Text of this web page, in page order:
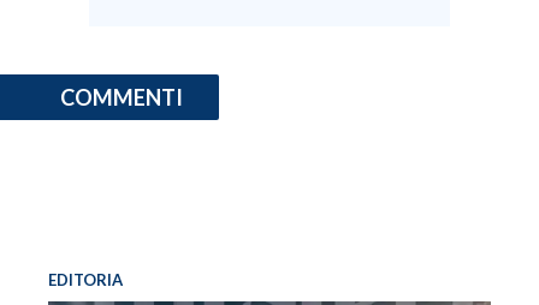
COMMENTI
EDITORIA